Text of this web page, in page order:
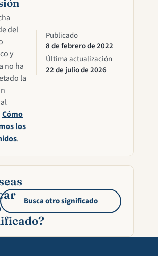
del
y
no ha
la
Cómo
los
.
Publicado
8 de febrero de 2022
Última actualización
22 de julio de 2026
Busca otro significado